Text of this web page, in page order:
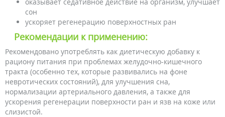
сон
ускоряет регенерацию поверхностных ран
Рекомендации к применению:
Рекомендовано употреблять как диетическую добавку к
рациону питания при проблемах желудочно-кишечного
тракта (особенно тех, которые развивались на фоне
невротических состояний), для улучшения сна,
нормализации артериального давления, а также для
ускорения регенерации поверхности ран и язв на коже или
слизистой.